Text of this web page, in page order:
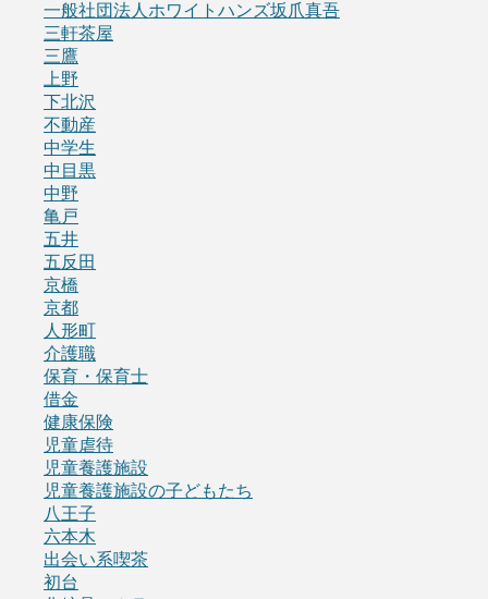
一般社団法人ホワイトハンズ坂爪真吾
三軒茶屋
三鷹
上野
下北沢
不動産
中学生
中目黒
中野
亀戸
五井
五反田
京橋
京都
人形町
介護職
保育・保育士
借金
健康保険
児童虐待
児童養護施設
児童養護施設の子どもたち
八王子
六本木
出会い系喫茶
初台